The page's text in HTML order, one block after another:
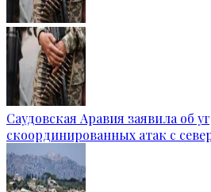
Саудовская Аравия заявила об
скоординированных атак с